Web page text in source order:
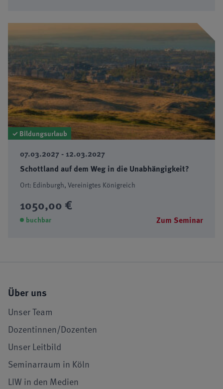
✓ Bildungsurlaub
07.03.2027 - 12.03.2027
Schottland auf dem Weg in die Unabhängigkeit?
Ort: Edinburgh, Vereinigtes Königreich
1050,00 €
buchbar Zum Seminar
Über uns
Unser Team
Dozentinnen/Dozenten
Unser Leitbild
Seminarraum in Köln
LIW in den Medien